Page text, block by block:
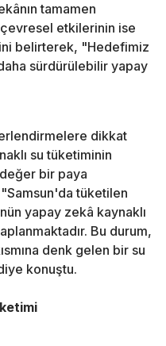
tamamen
çevresel etkilerinin ise
belirterek, "Hedefimiz
sürdürülebilir yapay
dikkat
su tüketiminin
bir paya
tüketilen
yapay zekâ kaynaklı
Bu durum,
denk gelen bir su
konuştu.